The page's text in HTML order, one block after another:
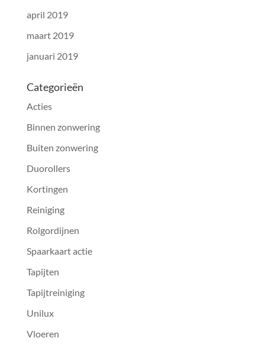
april 2019
maart 2019
januari 2019
Categorieën
Acties
Binnen zonwering
Buiten zonwering
Duorollers
Kortingen
Reiniging
Rolgordijnen
Spaarkaart actie
Tapijten
Tapijtreiniging
Unilux
Vloeren